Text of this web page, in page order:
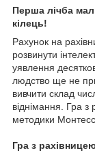
Перша лічба
кілець!
Рахунок на
розвинути
уявлення
людство ще не
вивчити склад
віднімання. Гра
методики
Гра з